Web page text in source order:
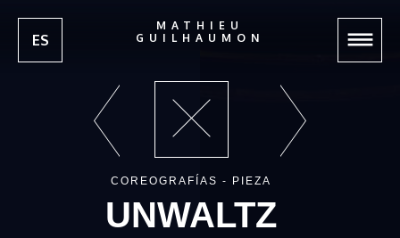
MATHIEU
GUILHAUMON
ES
COREOGRAFÍAS - PIEZA
UNWALTZ